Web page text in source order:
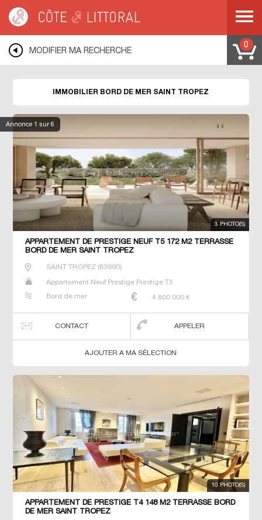
VAR >SAINT TROPEZ
MODIFIER MA RECHERCHE
0
Annonce 1 sur 6
IMMOBILIER BORD DE MER SAINT TROPEZ
3 PHOTO(S)
APPARTEMENT DE PRESTIGE NEUF T5 172 M2 TERRASSE
BORD DE MER SAINT TROPEZ
SAINT TROPEZ(83990)
Appartement Neuf Prestige Prestige T5
Bord de mer 4 800 000 €
CONTACT APPELER
AJOUTER A MA SÉLECTION
10 PHOTO(S)
APPARTEMENT DE PRESTIGE T4 148 M2 TERRASSE BORD
DE MER SAINT TROPEZ